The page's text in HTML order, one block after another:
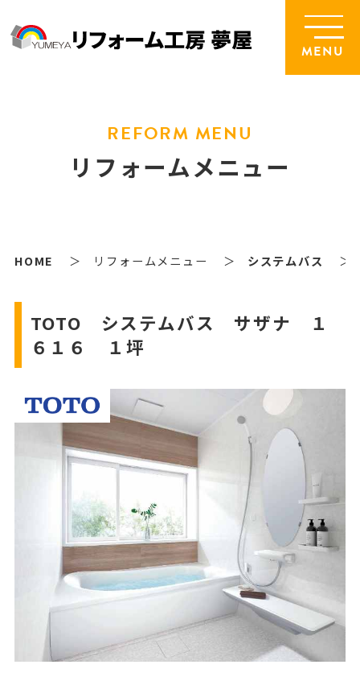
MENU
REFORM MENU
リフォームメニュー
HOME リフォームメニュー システムバス
TOTO システムバス サザナ １
６１６ １坪